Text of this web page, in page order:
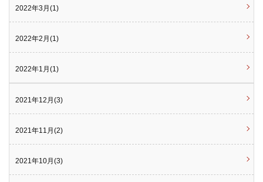
2022年3月(1)
2022年2月(1)
2022年1月(1)
2021年12月(3)
2021年11月(2)
2021年10月(3)